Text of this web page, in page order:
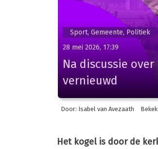
Sport, Gemeente, Politiek
28 mei 2026, 17:39
Na discussie
vernieuwd
Door: Isabel van Avezaath
Het kogel is door de